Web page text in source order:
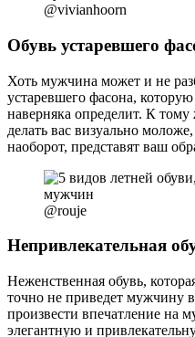
@vivianhoorn
Обувь устаревшего
Хоть мужчина может и не
устаревшего фасона,
наверняка определит. К тому
делать вас визуально
наоборот, представят ваш
@rouje
Непривлекательная
Неженственная обувь,
точно не приведет мужчину
произвести впечатление на
элегантную и